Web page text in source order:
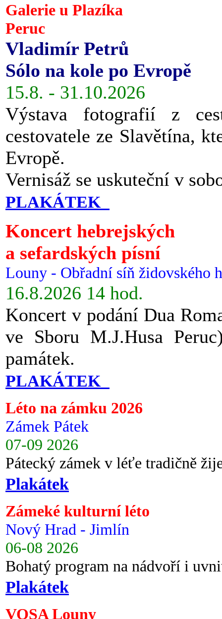
Galerie u Plazíka
Peruc
Vladimír Petrů
Sólo na kole po Evropě
15.8. - 31.10.2026
Výstava fotografií z
cestovatele ze Slavětína,
Evropě.
Vernisáž se uskuteční v
PLAKÁTEK
Koncert hebrejských
a sefardských písní
Louny - Obřadní síň židovského
16.8.2026 14 hod.
Koncert v podání Dua
ve Sboru M.J.Husa
památek.
PLAKÁTEK
Léto na zámku 2026
Zámek Pátek
07-09 2026
Pátecký zámek v léťe tradičně
Plakátek
Zámeké kulturní léto
Nový Hrad - Jimlín
06-08 2026
Bohatý program na nádvoří i
Plakátek
VOSA Louny